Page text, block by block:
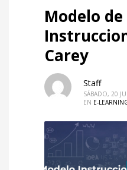
Modelo
Carey
Staff
SÁBADO, 20
EN E-